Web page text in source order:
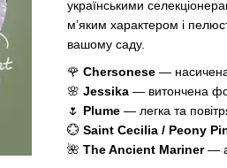
українськими
м’яким характером і
вашому саду.
🌹 Chersonese — насичена
🌸 Jessika — витончена
🌷 Plume — легка та
💮 Saint Cecilia / Peony
🌺 The Ancient Mariner—